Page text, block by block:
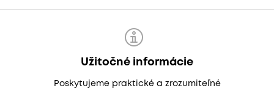
Užitočné informácie
Poskytujeme praktické a zrozumiteľné